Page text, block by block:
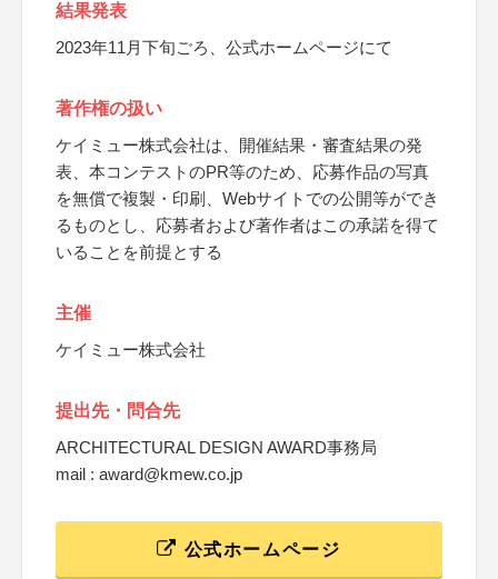
結果発表
2023年11月下旬ごろ、公式ホームページにて
著作権の扱い
ケイミュー株式会社は、開催結果・審査結果の発
表、本コンテストのPR等のため、応募作品の写真
を無償で複製・印刷、Webサイトでの公開等ができ
るものとし、応募者および著作者はこの承諾を得て
いることを前提とする
主催
ケイミュー株式会社
提出先・問合先
ARCHITECTURAL DESIGN AWARD事務局
mail : award@kmew.co.jp
公式ホームページ